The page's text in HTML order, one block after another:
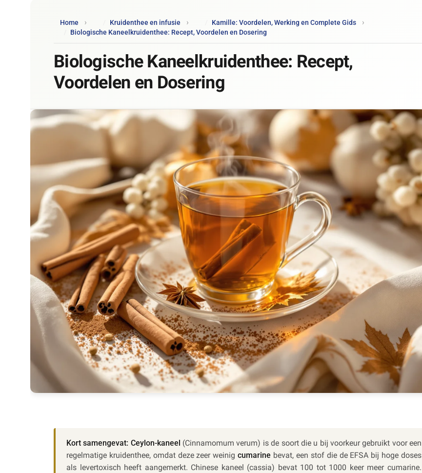
Home Kruidenthee en infusie
Kamille: Voordelen, Werking en Complete Gids
Biologische Kaneelkruidenthee: Recept, Voordelen en Dosering
Biologische Kaneelkruidenthee: Recept,
Voordelen en Dosering
Kort samengevat: Ceylon-kaneel (Cinnamomum verum) is de soort die u bij voorkeur gebruikt voor een
regelmatige kruidenthee, omdat deze zeer weinigcumarine bevat, een stof die de EFSA bij hoge doses
als levertoxisch heeft aangemerkt. Chinese kaneel (cassia) bevat 100 tot 1000 keer meer cumarine.